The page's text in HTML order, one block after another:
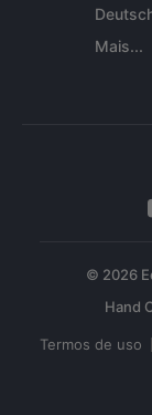
Mais...
© 2026
Termos de uso